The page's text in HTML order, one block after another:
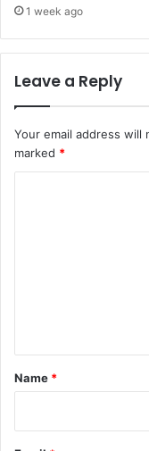
1 week ago
Leave a Reply
Your email address will
marked *
*
Name *